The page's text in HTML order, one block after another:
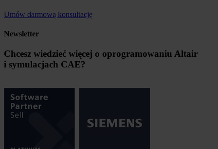
Umów darmową konsultację
Newsletter
Chcesz wiedzieć więcej o oprogramowaniu Altair
i symulacjach CAE?